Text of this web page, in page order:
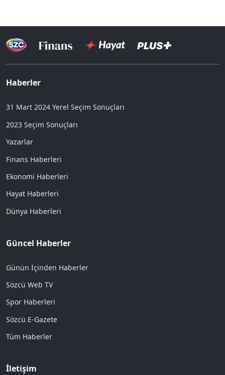
Haberler
31 Mart 2024 Yerel Seçim Sonuçları
2023 Seçim Sonuçları
Yazarlar
Finans Haberleri
Ekonomi Haberleri
Hayat Haberleri
Dünya Haberleri
Güncel Haberler
Günün İçinden Haberler
Sözcü Web TV
Spor Haberleri
Sözcü E-Gazete
Tüm Haberler
İletişim